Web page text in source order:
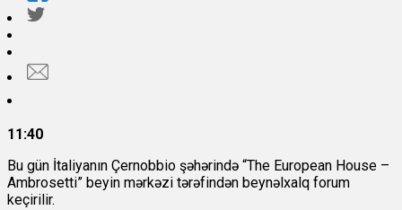
11:40
Bu gün İtaliyanın Çernobbio şəhərində “The European House –
Ambrosetti” beyin mərkəzi tərəfindən beynəlxalq forum
keçirilir.